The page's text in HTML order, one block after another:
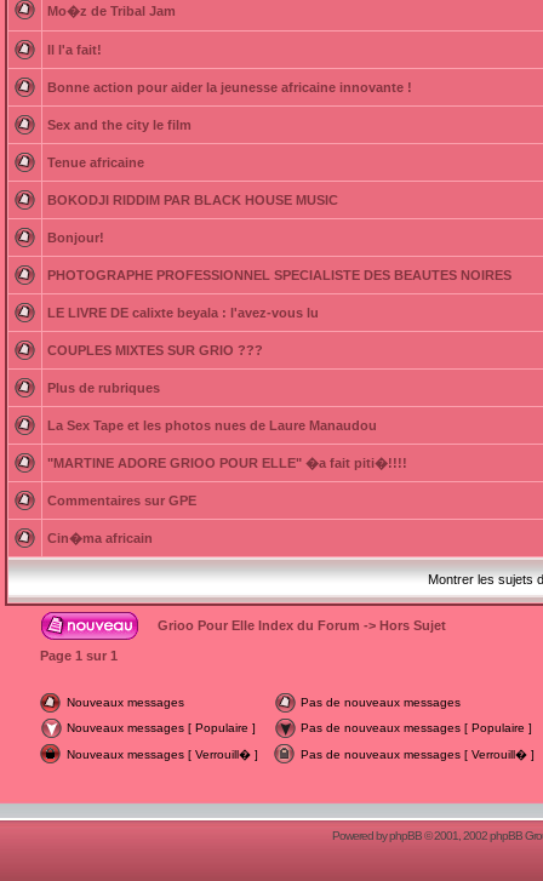
Mo�z de Tribal Jam
Il l'a fait!
Bonne action pour aider la jeunesse africaine innovante !
Sex and the city le film
Tenue africaine
BOKODJI RIDDIM PAR BLACK HOUSE MUSIC
Bonjour!
PHOTOGRAPHE PROFESSIONNEL SPECIALISTE DES BEAUTES NOIRES
LE LIVRE DE calixte beyala : l'avez-vous lu
COUPLES MIXTES SUR GRIO ???
Plus de rubriques
La Sex Tape et les photos nues de Laure Manaudou
"MARTINE ADORE GRIOO POUR ELLE" �a fait piti�!!!!
Commentaires sur GPE
Cin�ma africain
Montrer les sujets
Grioo Pour Elle Index du Forum -> Hors Sujet
Page 1 sur 1
Nouveaux messages
Pas de nouveaux messages
Nouveaux messages [ Populaire ]
Pas de nouveaux messages [ Populaire ]
Nouveaux messages [ Verrouill� ]
Pas de nouveaux messages [ Verrouill� ]
Powered byphpBB© 2001, 2002 phpBB